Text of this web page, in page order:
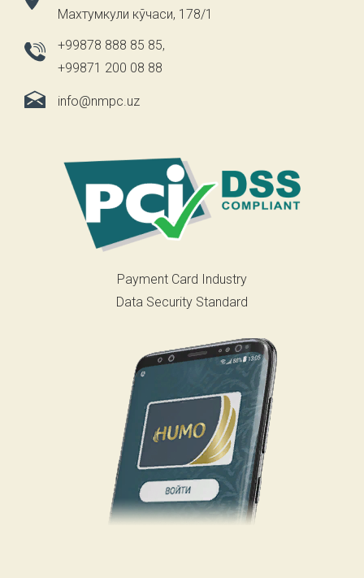
Махтумкули кўчаси, 178/1
+99878 888 85 85,
+99871 200 08 88
info@nmpc.uz
Payment Card Industry
Data Security Standard